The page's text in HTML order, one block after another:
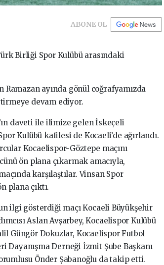
ABONE OL
Birliği Spor Kulübü arasındaki
ayında gönül coğrafyamızda
devam ediyor.
daveti ile ilimize gelen İskeçeli
Kulübü kafilesi de Kocaeli’de ağırlandı.
Kocaelispor-Göztepe maçını
ön plana çıkarmak amacıyla,
karşılaştılar. Vinsan Spor
plana çıktı.
ilgi gösterdiği maçı Kocaeli Büyükşehir
Aslan Avşarbey, Kocaelispor Kulübü
Güngör Dokuzlar, Kocaelispor Futbol
Dayanışma Derneği İzmit Şube Başkanı
Önder Şabanoğlu da takip etti.